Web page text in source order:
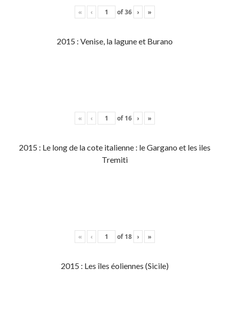
« ‹ of36 › »
2015 : Venise, la lagune et Burano
« ‹ of 16 › »
2015 : Le long de la cote italienne : le Gargano et les iles
Tremiti
« ‹ of 18 › »
2015 : Les îles éoliennes (Sicile)